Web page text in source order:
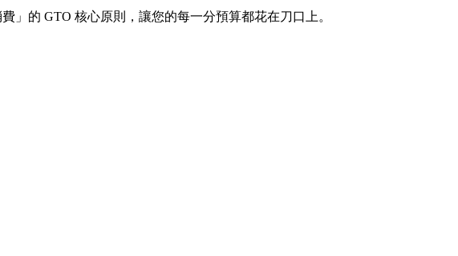
」的 GTO 核心原則，讓您的每一分預算都花在刀口上。